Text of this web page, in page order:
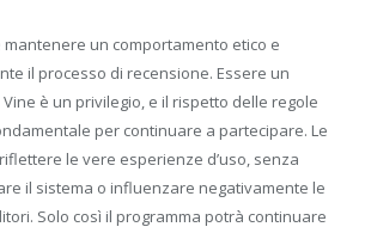
un comportamento etico e
il processo di recensione. Essere un
è un privilegio, e il rispetto delle regole
per continuare a partecipare. Le
le vere esperienze d’uso, senza
il sistema o influenzare negativamente le
Solo così il programma potrà continuare